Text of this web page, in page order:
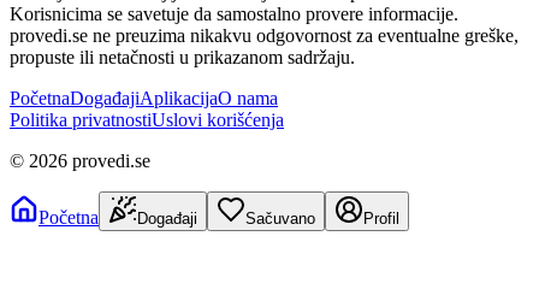
Korisnicima se savetuje da samostalno provere informacije.
provedi.se ne preuzima nikakvu odgovornost za eventualne greške,
propuste ili netačnosti u prikazanom sadržaju.
PočetnaDogađajiAplikacijaO nama
Politika privatnostiUslovi korišćenja
© 2026 provedi.se
Početna Događaji Sačuvano Profil